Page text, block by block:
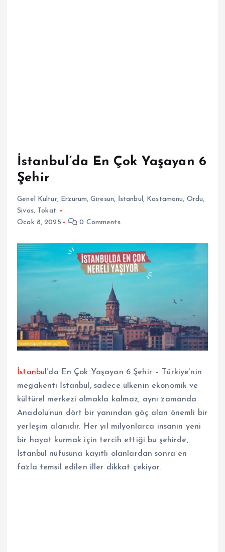
İstanbul’da En Çok Yaşayan 6
Şehir
Genel Kültür, Erzurum,Giresun, İstanbul , Kastamonu, Ordu,
Sivas, Tokat
Ocak 8, 2025
0 Comments
İstanbul’da En Çok Yaşayan 6 Şehir – Türkiye’nin
megakenti İstanbul, sadece ülkenin ekonomik ve
kültürel merkezi olmakla kalmaz, aynı zamanda
Anadolu’nun dört bir yanından göç alan önemli bir
yerleşim alanıdır. Her yıl milyonlarca insanın yeni
bir hayat kurmak için tercih ettiği bu şehirde,
İstanbul nüfusuna kayıtlı olanlardan sonra en
fazla temsil edilen iller dikkat çekiyor.